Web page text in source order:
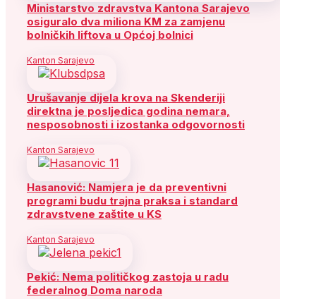
Ministarstvo zdravstva Kantona Sarajevo
osiguralo dva miliona KM za zamjenu
bolničkih liftova u Općoj bolnici
Kanton Sarajevo
Urušavanje dijela krova na Skenderiji
direktna je posljedica godina nemara,
nesposobnosti i izostanka odgovornosti
Kanton Sarajevo
Hasanović: Namjera je da preventivni
programi budu trajna praksa i standard
zdravstvene zaštite u KS
Kanton Sarajevo
Pekić: Nema političkog zastoja u radu
federalnog Doma naroda